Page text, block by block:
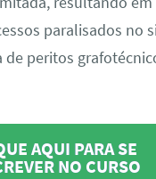
paralisados no
peritos
AQUI PARA SE
NO CURSO